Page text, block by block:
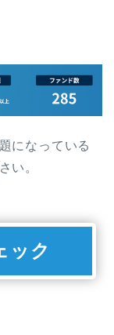
になっている
い。
ック